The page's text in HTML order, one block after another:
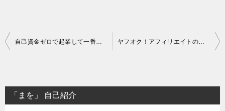
投
ビ
ゲ
「まを」 自己紹介